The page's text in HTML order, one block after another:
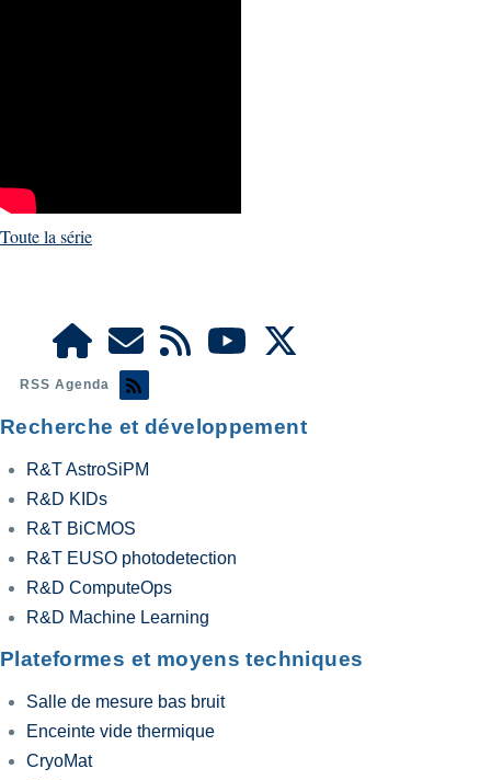
Toute la série
RSS Agenda
Recherche et développement
R&T AstroSiPM
R&D KIDs
R&T BiCMOS
R&T EUSO photodetection
R&D ComputeOps
R&D Machine Learning
Plateformes et moyens techniques
Salle de mesure bas bruit
Enceinte vide thermique
CryoMat